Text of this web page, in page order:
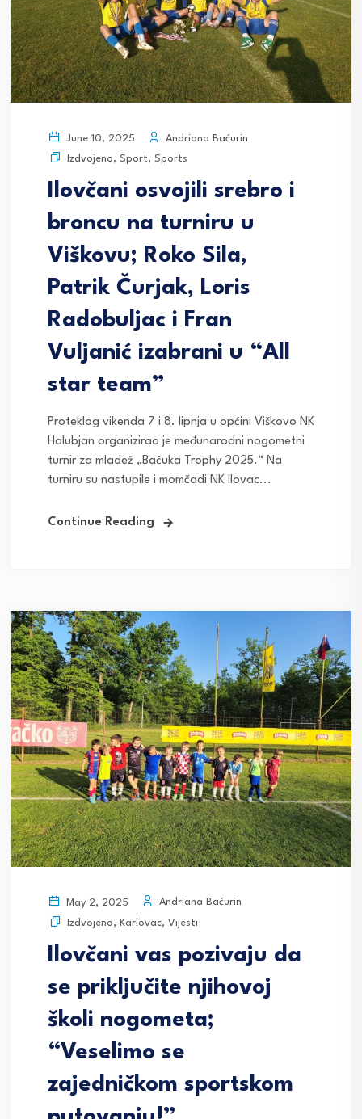
June 10, 2025
Andriana Baćurin
Izdvojeno, Sport, Sports
Ilovčani osvojili srebro i
broncu na turniru u
Viškovu; Roko Sila,
Patrik Čurjak, Loris
Radobuljac i Fran
Vuljanić izabrani u “All
star team”
Proteklog vikenda 7 i 8. lipnja u općini Viškovo NK
Halubjan organizirao je međunarodni nogometni
turnir za mladež „Bačuka Trophy 2025.“ Na
turniru su nastupile i momčadi NK Ilovac...
Continue Reading
May 2, 2025
Andriana Baćurin
Izdvojeno, Karlovac, Vijesti
Ilovčani vas pozivaju da
se priključite njihovoj
školi nogometa;
“Veselimo se
zajedničkom sportskom